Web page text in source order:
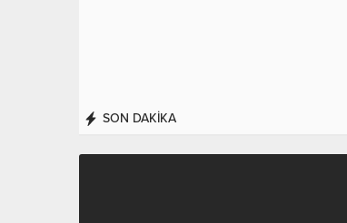
SON DAKİKA